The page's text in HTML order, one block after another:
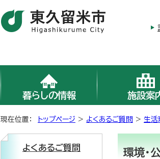
暮らしの情報 施設案
現在位置： トップページ > よくあるご質問 > 生活
環境・
よくあるご質問